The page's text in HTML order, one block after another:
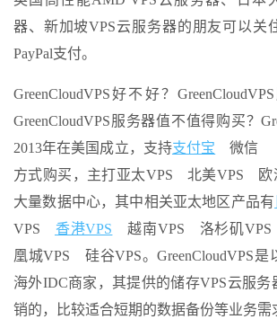
器、新加坡VPS云服务器的朋友可以关
PayPal支付。
GreenCloudVPS好不好？
GreenCloudVPS服务器值不值得购买？
2013年在美国成立，支持支付宝 微信
方式购买，主打亚太VPS 北美VPS 欧
大量数据中心，其中相关亚太地区产品有
VPS
香港VPS 越南VPS 洛杉矶
凰城VPS 硅谷VPS。GreenCloudVPS是
海外IDC商家，其提供的储存VPS云服务
销的，比较适合短期的数据备份等业务需